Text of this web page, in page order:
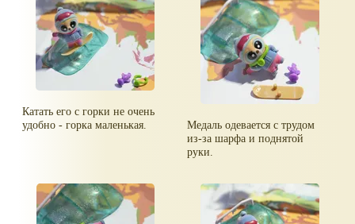
Катать его с горки не очень
удобно - горка маленькая.
Медаль одевается с трудом
из-за шарфа и поднятой
руки.